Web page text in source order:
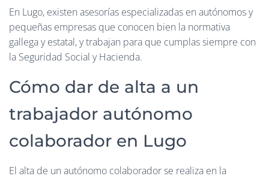
En Lugo, existen asesorías especializadas en autónomos y
pequeñas empresas que conocen bien la normativa
gallega y estatal, y trabajan para que cumplas siempre con
la Seguridad Social y Hacienda.
Cómo dar de alta a un
trabajador autónomo
colaborador en Lugo
El alta de un autónomo colaborador se realiza en la